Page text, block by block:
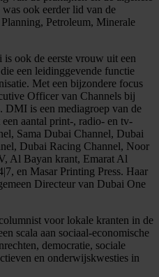
ook eerder lid van de
Petroleum, Minerale
ook de eerste vrouw uit een
een leidinggevende functie
Met een bijzondere focus
Officer van Channels bij
is een mediagroep van de
aantal print-, radio- en tv-
Sama Dubai Channel, Dubai
Dubai Racing Channel, Noor
Al Bayan krant, Emarat Al
en Masar Printing Press. Haar
Directeur van Dubai One
voor lokale kranten in de
scala aan sociaal-economische
democratie, sociale
en onderwijskwesties in